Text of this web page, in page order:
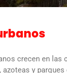
crecen en las
azoteas y parques